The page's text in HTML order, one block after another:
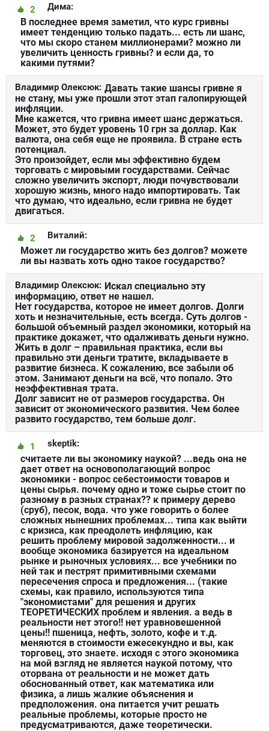
Дима:
2
В последнее время заметил, что курс гривны
имеет тенденцию только падать... есть ли шанс,
что мы скоро станем миллионерами? можно ли
увеличить ценность гривны? и если да, то
какими путями?
Владимир Олексюк: Давать такие шансы гривне я
не стану, мы уже прошли этот этап галопирующей
инфляции.
Мне кажется, что гривна имеет шанс держаться.
Может, это будет уровень 10 грн за доллар. Как
валюта, она себя еще не проявила. В стране есть
потенциал.
Это произойдет, если мы эффективно будем
торговать с мировыми государствами. Сейчас
сложно увеличить экспорт, люди почувствовали
хорошую жизнь, много надо импортировать. Так
что думаю, что идеально, если гривна не будет
двигаться.
Виталий:
2
Может ли государство жить без долгов? можете
ли вы назвать хоть одно такое государство?
Владимир Олексюк: Искал специально эту
информацию, ответ не нашел.
Нет государства, которое не имеет долгов. Долги
хоть и незначительные, есть всегда. Суть долгов -
большой объемный раздел экономики, который на
практике докажет, что одалживать деньги нужно.
Жить в долг – правильная практика, если вы
правильно эти деньги тратите, вкладываете в
развитие бизнеса. К сожалению, все забыли об
этом. Занимают деньги на всё, что попало. Это
неэффективная трата.
Долг зависит не от размеров государства. Он
зависит от экономического развития. Чем более
развито государство, тем больше долг.
skeptik:
1
считаете ли вы экономику наукой? ...ведь она не
дает ответ на основополагающий вопрос
экономики - вопрос себестоимости товаров и
цены сырья. почему одно и тоже сырье стоит по
разному в разных странах?? к примеру дерево
(сруб), песок, вода. что уже говорить о более
сложных нынешних проблемах... типа как выйти
с кризиса, как преодолеть инфляцию, как
решить проблему мировой задолженности... и
вообще экономика базируется на идеальном
рынке и рыночных условиях... все учебники по
ней так и пестрят примитивными схемами
пересечения спроса и предложения... (такие
схемы, как правило, используются типа
"экономистами" для решения и других
ТЕОРЕТИЧЕСКИХ проблем и явления. а ведь в
реальности нет этого!! нет уравновешенной
цены!! пшеница, нефть, золото, кофе и т.д.
меняются в стоимости ежесекундно и вы, как
торговец, это знаете. исходя с этого экономика
на мой взгляд не является наукой потому, что
оторвана от реальности и не может дать
обоснованный ответ, как математика или
физика, а лишь жалкие объяснения и
предположения. она питается учит решать
реальные проблемы, которые просто не
предусматриваются, даже теоретически.